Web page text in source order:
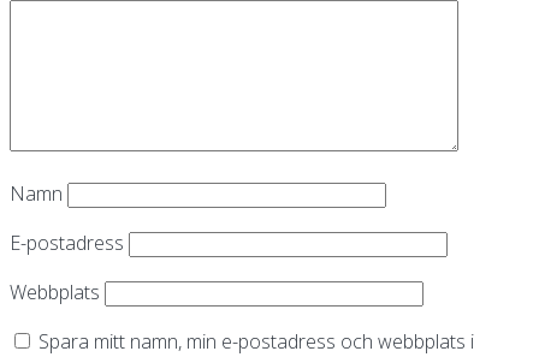
Namn
E-postadress
Webbplats
Spara mitt namn, min e-postadress och webbplats i